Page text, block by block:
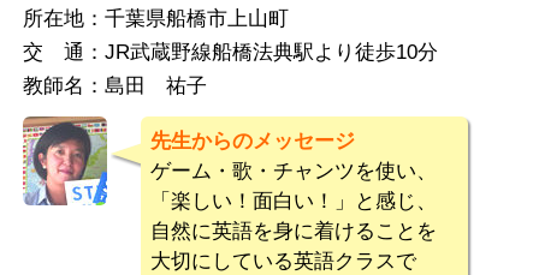
所在地： 千葉県船橋市上山町
交 通： JR武蔵野線船橋法典駅より徒歩10分
教師名： 島田 祐子
先生からのメッセージ
ゲーム・歌・チャンツを使い、
「楽しい！面白い！」と感じ、
自然に英語を身に着けることを
大切にしている英語クラスで